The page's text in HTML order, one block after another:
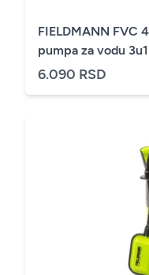
FIELDMANN FVC
pumpa za vodu 3u1
6.090 RSD